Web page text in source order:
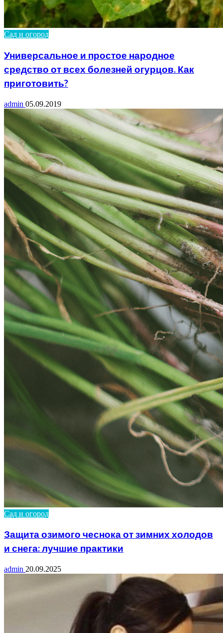
Сад и огород
Универсальное и простое народное
средство от всех болезней огурцов. Как
приготовить?
admin 05.09.2019
Сад и огород
Защита озимого чеснока от зимних холодов
и снега: лучшие практики
admin 20.09.2025